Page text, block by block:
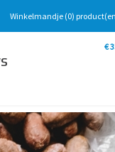
Winkelmandje (0)
€